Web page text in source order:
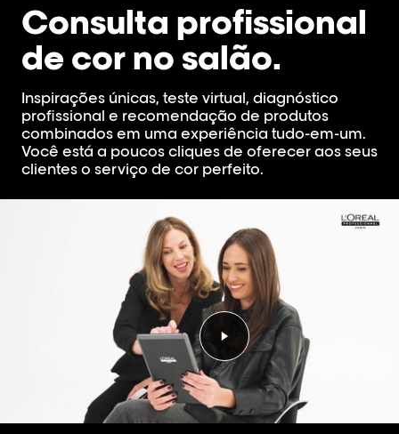
Consulta profissional
de cor no salão.
Inspirações únicas, teste virtual, diagnóstico
profissional e recomendação de produtos
combinados em uma experiência tudo-em-um.
Você está a poucos cliques de oferecer aos seus
clientes o serviço de cor perfeito.
Reproduzir o vídeo